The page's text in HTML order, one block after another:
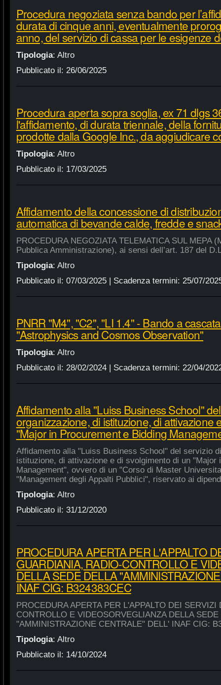
Procedura negoziata senza bando per
durata di cinque anni, eventualmente
anno, del servizio di cassa per le esigenze
Tipologia: Altro
Pubblicato il: 26/06/2025
Procedura aperta sopra soglia, ex 71 dlgs
l'affidamento, di durata triennale, della
prodotte dalla Google Inc., da aggiudicare
Tipologia: Altro
Pubblicato il: 17/03/2025
Affidamento della concessione di
automatica di bevande calde, fredde e
PROCEDURA NEGOZIATA TELEMATICA SUL MEPA
Pubblica Amministrazione), ai sensi dell’art. 187 del
Tipologia: Altro
Pubblicato il: 07/03/2025| Scadenza termini: 25/07/
PNRR "M4", "C2", "LI 1.4" - Bando a
"Astrophysics and Cosmos Observation"
Tipologia: Altro
Pubblicato il: 28/02/2024| Scadenza termini: 22/04/
Affidamento alla "Luiss Business School"
organizzazione, di istituzione, di attivazione
"Major in Procurement e Bidding
Affidamento alla "Luiss Business School" del servizio
istituzione, di attivazione e di svolgimento di un "Major
Management", ovvero di un "Corso di Master
"Management degli Appalti Pubblici", riservato ai
Tipologia: Altro
Pubblicato il: 31/12/2020
PROCEDURA APERTA PER L'APPALTO
GUARDIANIA, RADIO-CONTROLLO E
DELLA SEDE DELLA
INAF CIG: B324383CEC
PROCEDURA APERTA PER L'APPALTO DEI
CONTROLLO E VIDEOSORVEGLIANZA DELLA SEDE
"AMMINISTRAZIONE CENTRALE" DELL' INAF CIG:
Tipologia: Altro
Pubblicato il: 14/10/2024